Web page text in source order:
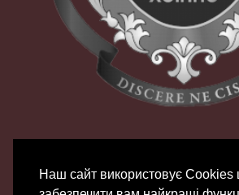
Наш сайт використовує Сookies